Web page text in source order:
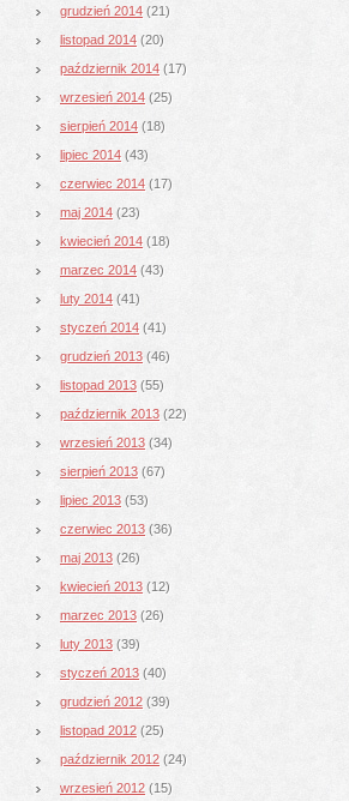
grudzień 2014 (21)
listopad 2014 (20)
październik 2014 (17)
wrzesień 2014 (25)
sierpień 2014 (18)
lipiec 2014 (43)
czerwiec 2014 (17)
maj 2014 (23)
kwiecień 2014 (18)
marzec 2014 (43)
luty 2014 (41)
styczeń 2014 (41)
grudzień 2013 (46)
listopad 2013 (55)
październik 2013 (22)
wrzesień 2013 (34)
sierpień 2013 (67)
lipiec 2013 (53)
czerwiec 2013 (36)
maj 2013 (26)
kwiecień 2013 (12)
marzec 2013 (26)
luty 2013 (39)
styczeń 2013 (40)
grudzień 2012 (39)
listopad 2012 (25)
październik 2012 (24)
wrzesień 2012 (15)